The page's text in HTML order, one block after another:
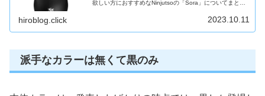
欲しい方におすすめなNinjutsoの「Sora」についてまとめ
hiroblog.click 2023.10.11
派手なカラーは無くて黒のみ